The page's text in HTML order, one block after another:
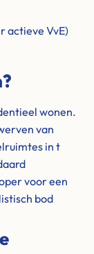
actieve VvE)
wonen.
van
in t
voor een
bod